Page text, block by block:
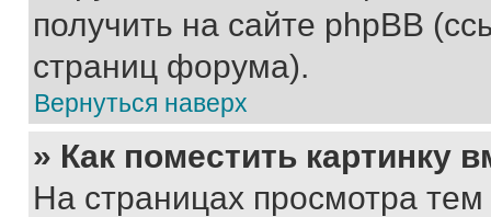
получить на сайте phpBB
страниц форума).
Вернуться наверх
» Как поместить картинку
На страницах просмотра